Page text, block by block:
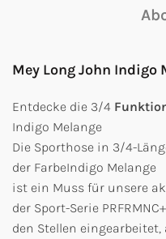
Mey Long John Indigo
Entdecke die 3/4
Indigo Melange
Die Sporthose in 3/4-
der FarbeIndigo Melange
ist ein Muss für unsere
der Sport-Serie
den Stellen